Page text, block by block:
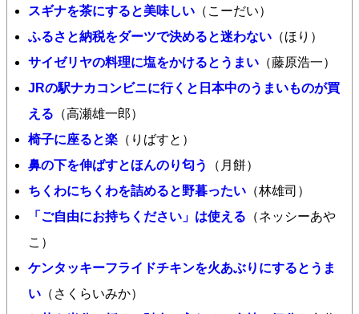
スギナを茶にすると美味しい （こーだい）
ふるさと納税をダーツで決めると迷わない （ほり）
サイゼリヤの料理に塩をかけるとうまい （藤原浩一）
JRの駅ナカコンビニに行くと日本中のうまいものが買
える （高瀬雄一郎）
椅子に座ると楽 （りばすと）
鼻の下を伸ばすとほんのり匂う
（月餅）
ちくわにちくわを詰めると野暮ったい （林雄司）
「ご自由にお持ちください」は使える （ネッシーあや
こ）
ケンタッキーフライドチキンを火あぶりにするとうま
い （さくらいみか）